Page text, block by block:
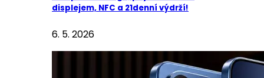
displejem, NFC a 21denní výdrží!
6. 5. 2026